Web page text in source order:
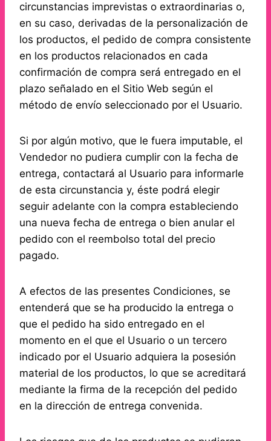
circunstancias imprevistas o extraordinarias o,
en su caso, derivadas de la personalización de
los productos, el pedido de compra consistente
en los productos relacionados en cada
confirmación de compra será entregado en el
plazo señalado en el Sitio Web según el
método de envío seleccionado por el Usuario.
Si por algún motivo, que le fuera imputable, el
Vendedor no pudiera cumplir con la fecha de
entrega, contactará al Usuario para informarle
de esta circunstancia y, éste podrá elegir
seguir adelante con la compra estableciendo
una nueva fecha de entrega o bien anular el
pedido con el reembolso total del precio
pagado.
A efectos de las presentes Condiciones, se
entenderá que se ha producido la entrega o
que el pedido ha sido entregado en el
momento en el que el Usuario o un tercero
indicado por el Usuario adquiera la posesión
material de los productos, lo que se acreditará
mediante la firma de la recepción del pedido
en la dirección de entrega convenida.